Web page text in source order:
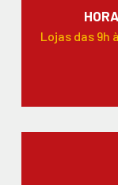
Lojas das 9h